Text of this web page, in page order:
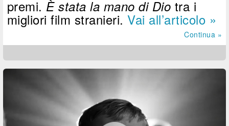
premi. È stata la mano di Dio tra i
migliori film stranieri.Vai all’articolo »
Continua »